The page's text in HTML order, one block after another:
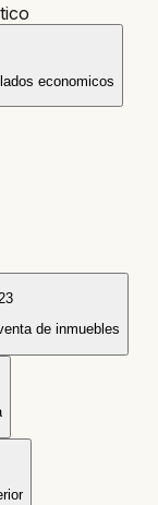
economicos
de inmuebles